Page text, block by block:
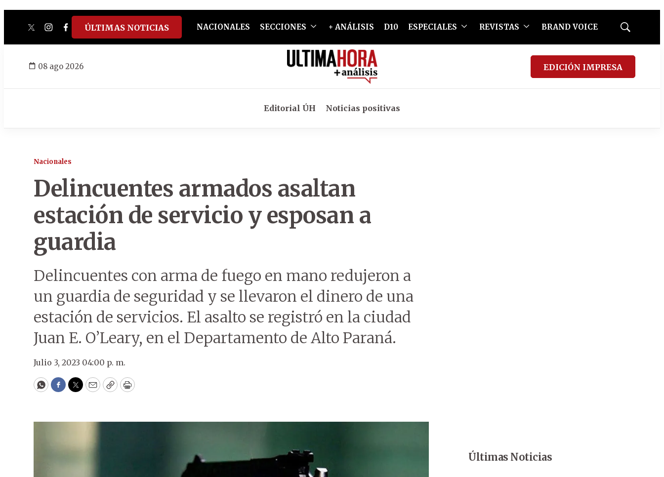
twitterinstagram
facebook
tiktokyoutube
spotify
ÚLTIMAS NOTICIAS NACIONALES SECCIONES + ANÁLISIS D10 ESPECIALES REVISTAS BRAND VOICE
Mostrar
08 ago 2026 EDICIÓN IMPRESA
Editorial ÚH Noticias positivas
Nacionales
Delincuentes armados asaltan
estación de servicio y esposan a
guardia
Delincuentes con arma de fuego en mano redujeron a
un guardia de seguridad y se llevaron el dinero de una
estación de servicios. El asalto se registró en la ciudad
Juan E. O’Leary, en el Departamento de Alto Paraná.
Julio 3, 2023 04:00 p. m.
WhatsApp
Facebook
Twitter
EmailCopyPrint
Últimas Noticias